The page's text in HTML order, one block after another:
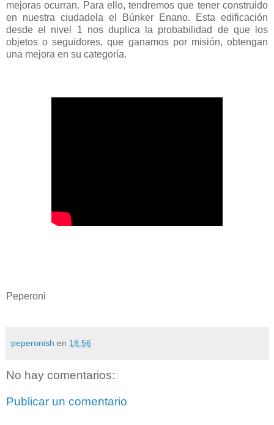
mejoras ocurran. Para ello, tendremos que tener construido
en nuestra ciudadela el Búnker Enano. Esta edificación
desde el nivel 1 nos duplica la probabilidad de que los
objetos o seguidores, que ganamos por misión, obtengan
una mejora en su categoría.
Peperoni
peperonish en 18:56
No hay comentarios:
Publicar un comentario